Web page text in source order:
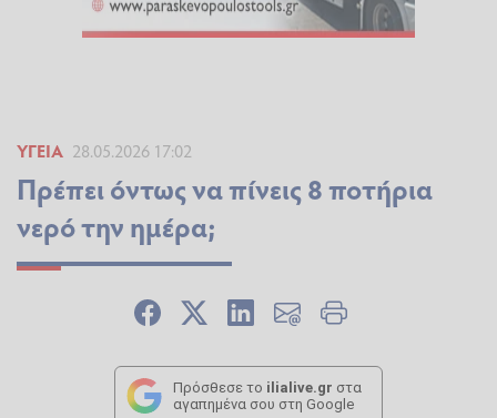
ΥΓΕΊΑ 28.05.2026 17:02
Πρέπει όντως να πίνεις 8 ποτήρια
νερό την ημέρα;
Πρόσθεσε το ilialive.gr στα
αγαπημένα σου στη Google